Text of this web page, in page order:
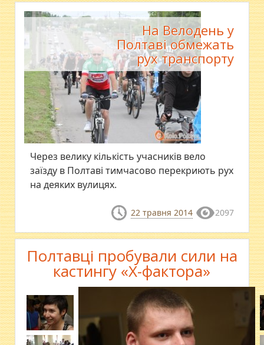
На Велодень у
Полтаві обмежать
рух транспорту
​Через велику кількість учасників вело
заїзду в Полтаві тимчасово перекриють рух
на деяких вулицях.
22 травня 2014 2097
Полтавці пробували сили на
кастингу «Х-фактора»